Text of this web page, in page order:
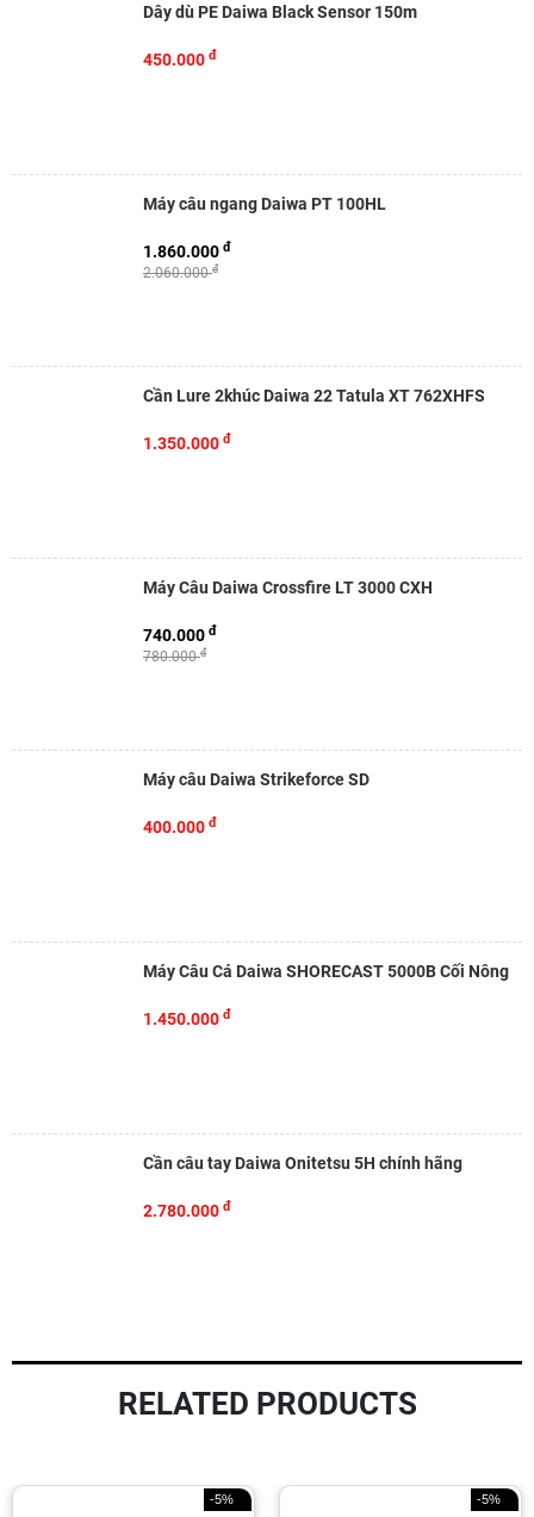
Dây dù PE Daiwa Black Sensor 150m
450.000 đ
Máy câu ngang Daiwa PT 100HL
2.060.000đ
1.860.000 đ
Cần Lure 2khúc Daiwa 22 Tatula XT 762XHFS
1.350.000 đ
Máy Câu Daiwa Crossfire LT 3000 CXH
780.000đ
740.000 đ
Máy câu Daiwa Strikeforce SD
400.000 đ
Máy Câu Cá Daiwa SHORECAST 5000B Cối Nông
1.450.000 đ
Cần câu tay Daiwa Onitetsu 5H chính hãng
2.780.000 đ
RELATED PRODUCTS
-5% -3%